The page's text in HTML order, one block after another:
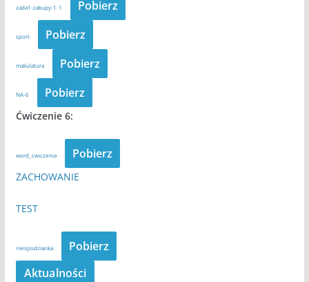
zada1-zakupy-1-1 Pobierz
sport Pobierz
makulatura Pobierz
NA-6 Pobierz
Ćwiczenie 6:
word_cwiczenia Pobierz
ZACHOWANIE
TEST
niespodzianka
Pobierz
Aktualności